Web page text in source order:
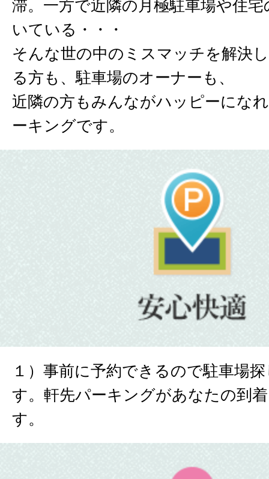
滞。一方で近隣の月極駐車場や住
いている・・・
そんな世の中のミスマッチを解決
る方も、駐車場のオーナーも、
近隣の方もみんながハッピーにな
ーキングです。
１）事前に予約できるので駐車場
す。軒先パーキングがあなたの到
す。